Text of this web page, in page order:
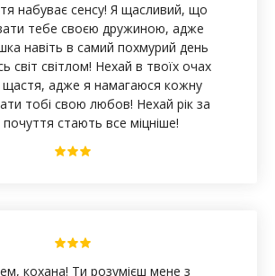
набуває сенсу! Я щасливий, що
тебе своєю дружиною, адже
навіть в самий похмурий день
світ світлом! Нехай в твоїх очах
щастя, адже я намагаюся кожну
тобі свою любов! Нехай рік за
стають все міцніше!
кохана! Ти розумієш мене з